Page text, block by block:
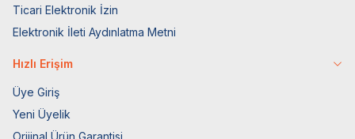
Ticari Elektronik İzin
Elektronik İleti Aydınlatma Metni
Hızlı Erişim
Üye Giriş
Yeni Üyelik